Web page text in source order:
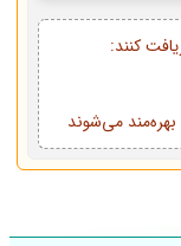
کنند:
می‌شوند